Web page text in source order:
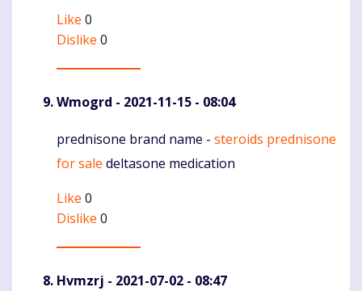
Like 0
Dislike 0
Wmogrd - 2021-11-15 - 08:04
Komentaras
prednisone brand name - steroids prednisone
for sale deltasone medication
Like 0
Dislike 0
Hvmzrj - 2021-07-02 - 08:47